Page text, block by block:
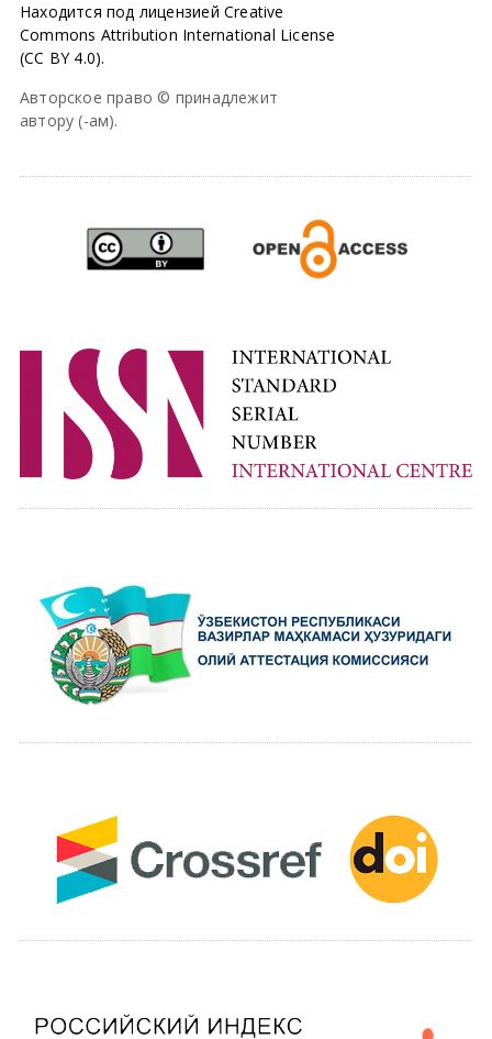
Находится под лицензией Creative
Commons Attribution International License
(CC BY 4.0).
Авторское право © принадлежит
автору (-ам).